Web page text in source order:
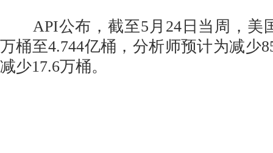
API公布，截至5月24日当周，美
万桶至4.744亿桶，分析师预计为减少
减少17.6万桶。